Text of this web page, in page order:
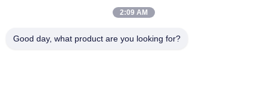
Schnelle Kontaktaufnahme
Tel.
2:09 AM
Good day, what product are you looking for?